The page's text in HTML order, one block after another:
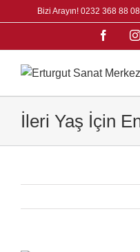
to
Bizi Arayın! 0232 368 88 08
İleri Yaş İçin